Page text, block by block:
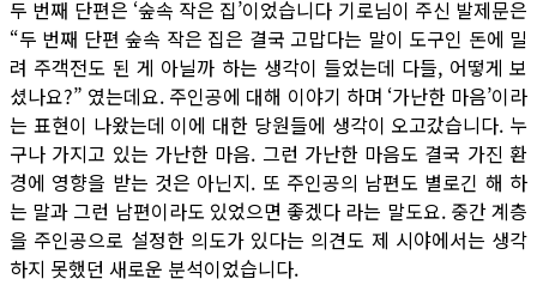
두 번째 단편은 ‘숲속 작은 집’이었습니다 기로님이 주신 발제문은
“두 번째 단편 숲속 작은 집은 결국 고맙다는 말이 도구인 돈에 밀
려 주객전도 된 게 아닐까 하는 생각이 들었는데 다들, 어떻게 보
셨나요?” 였는데요. 주인공에 대해 이야기 하며 ‘가난한 마음’이라
는 표현이 나왔는데 이에 대한 당원들에 생각이 오고갔습니다. 누
구나 가지고 있는 가난한 마음. 그런 가난한 마음도 결국 가진 환
경에 영향을 받는 것은 아닌지. 또 주인공의 남편도 별로긴 해 하
는 말과 그런 남편이라도 있었으면 좋겠다 라는 말도요. 중간 계층
을 주인공으로 설정한 의도가 있다는 의견도 제 시야에서는 생각
하지 못했던 새로운 분석이었습니다.